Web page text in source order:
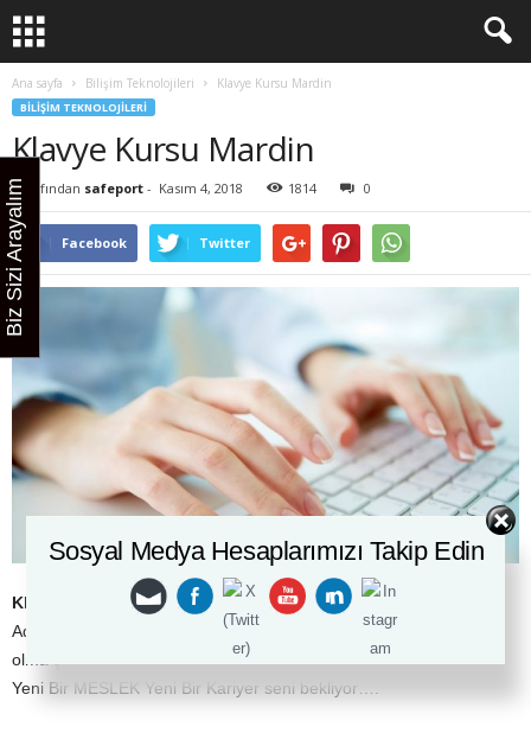
Ana sayfa Bilişim Teknolojileri Klavye Kursu Mardin
BILIŞIM TEKNOLOJILERI
Klavye Kursu Mardin
Tarafından safeport - Kasım 4, 2018 1814 0
Facebook Twitter
Klavye Kursu Mardin
Adalet bakanlığında çalışmak isteyenler için 3 dakikada MEMUR
olma şansı
Yeni Bir MESLEK Yeni Bir Kariyer seni bekliyor….
Sosyal Medya Hesaplarımızı Takip Edin
Biz Sizi Arayalım